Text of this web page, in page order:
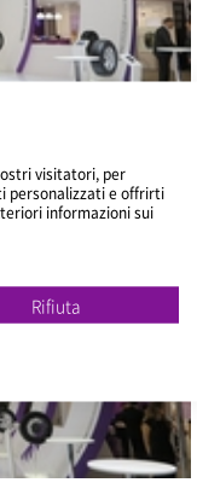
Vicino
visitatori, per
personalizzati e offrirti
informazioni sui
Rifiuta